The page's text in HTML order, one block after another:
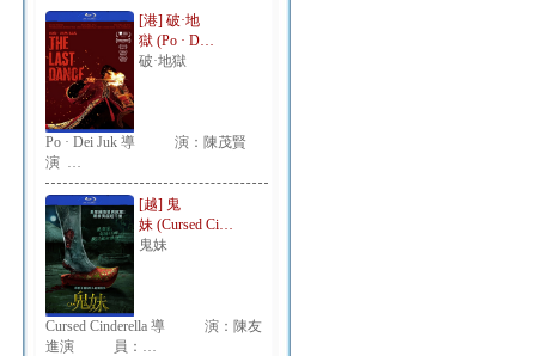
[港] 破·地
獄 (Po · D…
破·地獄
Po · Dei Juk 導 演：陳茂賢
演 …
[越] 鬼
妹 (Cursed Ci…
鬼妹
Cursed Cinderella 導 演：陳友
進演 員：…